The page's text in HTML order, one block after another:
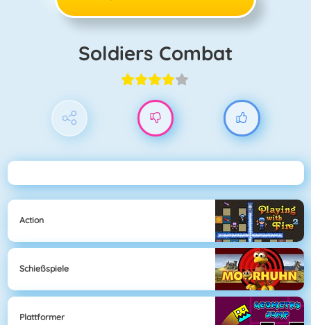
Soldiers Combat
Action
Schießspiele
Plattformer